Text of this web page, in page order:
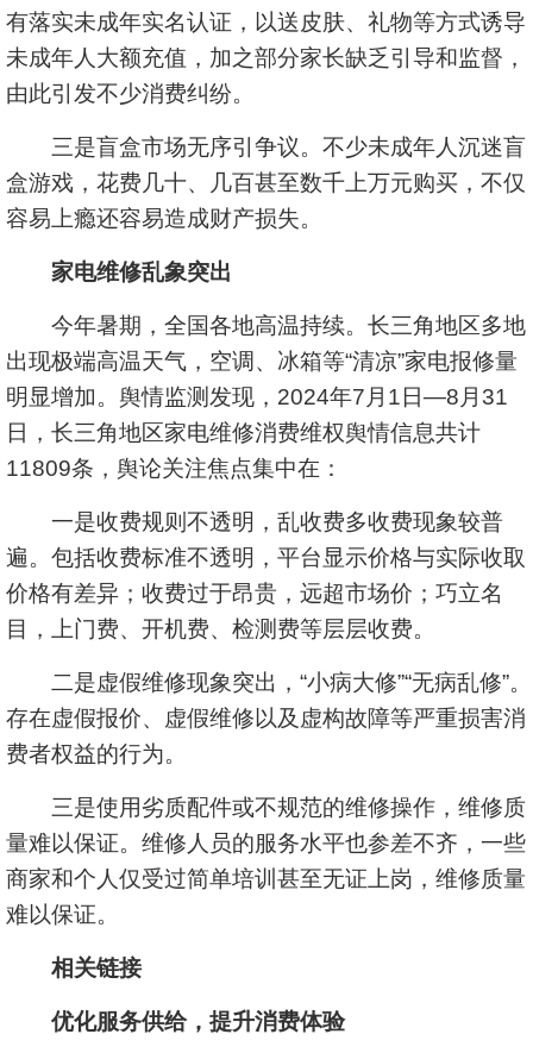
有落实未成年实名认证，以送皮肤、礼物等方式诱导
未成年人大额充值，加之部分家长缺乏引导和监督，
由此引发不少消费纠纷。
三是盲盒市场无序引争议。不少未成年人沉迷盲
盒游戏，花费几十、几百甚至数千上万元购买，不仅
容易上瘾还容易造成财产损失。
家电维修乱象突出
今年暑期，全国各地高温持续。长三角地区多地
出现极端高温天气，空调、冰箱等“清凉”家电报修量
明显增加。舆情监测发现，2024年7月1日—8月31
日，长三角地区家电维修消费维权舆情信息共计
11809条，舆论关注焦点集中在：
一是收费规则不透明，乱收费多收费现象较普
遍。包括收费标准不透明，平台显示价格与实际收取
价格有差异；收费过于昂贵，远超市场价；巧立名
目，上门费、开机费、检测费等层层收费。
二是虚假维修现象突出，“小病大修”“无病乱修”。
存在虚假报价、虚假维修以及虚构故障等严重损害消
费者权益的行为。
三是使用劣质配件或不规范的维修操作，维修质
量难以保证。维修人员的服务水平也参差不齐，一些
商家和个人仅受过简单培训甚至无证上岗，维修质量
难以保证。
相关链接
优化服务供给，提升消费体验